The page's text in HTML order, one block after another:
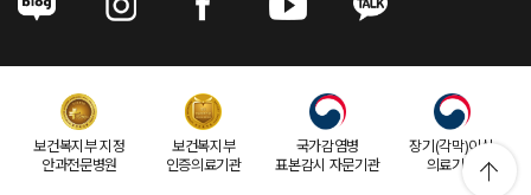
보건복지부 지정
안과전문병원
보건복지부
인증의료기관
국가감염병
표본감시 자문기관
장기(각막)이식
의료기관